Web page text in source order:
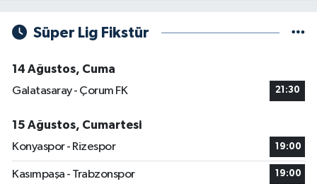
Süper Lig Fikstür
14 Ağustos, Cuma
Galatasaray - Çorum FK
21:30
15 Ağustos, Cumartesi
Konyaspor - Rizespor
19:00
Kasımpaşa - Trabzonspor 19:00